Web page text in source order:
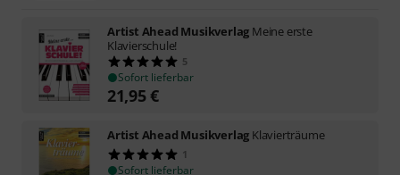
Artist Ahead Musikverlag Meine erste
Klavierschule!
5
Sofort lieferbar
21,95€
Artist Ahead Musikverlag Klavierträume
1
Sofort lieferbar